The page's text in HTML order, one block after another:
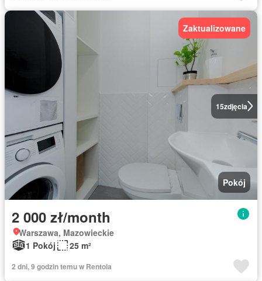
15zdjęcia
Zaktualizowane
Pokój
2 000 zł/month
Warszawa, Mazowieckie
1 Pokój
25 m²
2 dni, 9 godzin temu w Rentola